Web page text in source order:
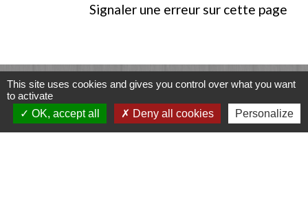
Signaler une erreur sur cette page
Contacts
Commune de Luitré-Dompierre
14 rue de Normandie - LUITRE
This site uses cookies and gives you control over what you want
to activate
OK, accept all
Deny all cookies Personalize